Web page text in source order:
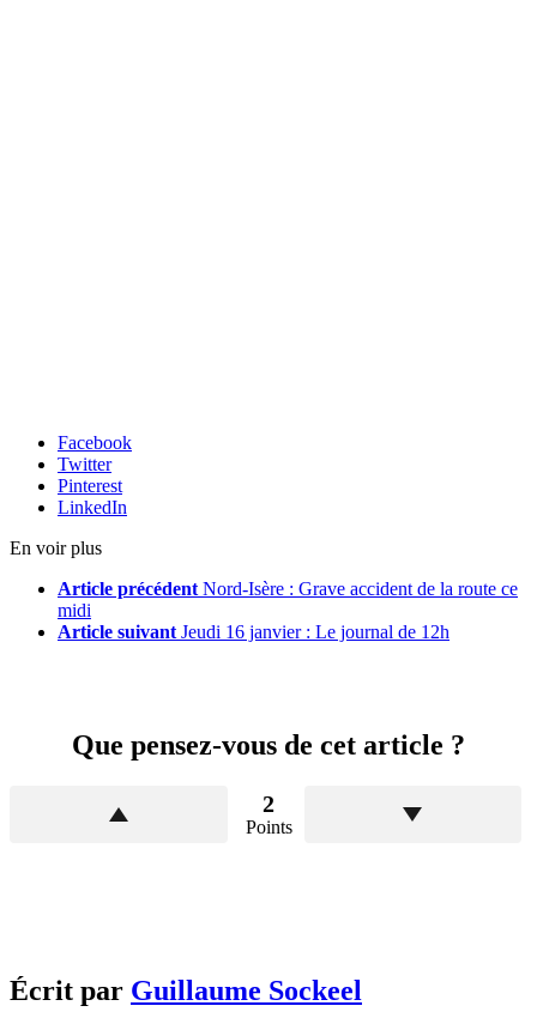
Facebook
Twitter
Pinterest
LinkedIn
En voir plus
Article précédent Nord-Isère : Grave accident de la route ce
midi
Article suivant Jeudi 16 janvier : Le journal de 12h
Que pensez-vous de cet article ?
2
Points
Écrit par Guillaume Sockeel